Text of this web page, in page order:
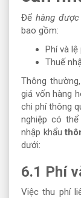
Để hàng
bao gồm:
Phí và lệ
Thuế
Thông
giá vốn hàng
chi phí thông
nghiệp có
nhập khẩu
dưới:
6.1 Phí
Việc thu phí